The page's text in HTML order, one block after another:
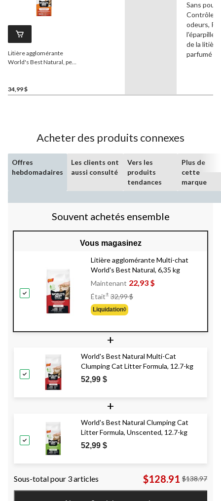
Litière agglomérante
World's Best Natural, peu
34,99 $
Sans
Contrôle
odeurs,
de la
parfumé
Acheter des produits connexes
Offres
hebdomadaires
Les clients ont
aussi consulté
Vers les
produits
tendances
Plus de
cette
marque
Souvent achetés ensemble
Vous magasinez
Litière agglomérante Multi-chat
World's Best Natural, 6,35 kg
Maintenant 22,93 $
Était± 32,99 $
Liquidation◊
+
World's Best Natural Multi-Cat
Clumping Cat Litter Formula, 12.7-kg
52,99 $
+
World's Best Natural Clumping Cat
Litter Formula, Unscented, 12.7-kg
52,99 $
Sous-total pour 3 articles $128.91 $138.97